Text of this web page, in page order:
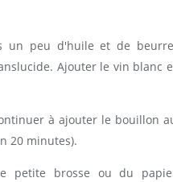
un peu d'huile et de
Ajouter le vin blanc
à ajouter le bouillon
20 minutes).
petite brosse ou du